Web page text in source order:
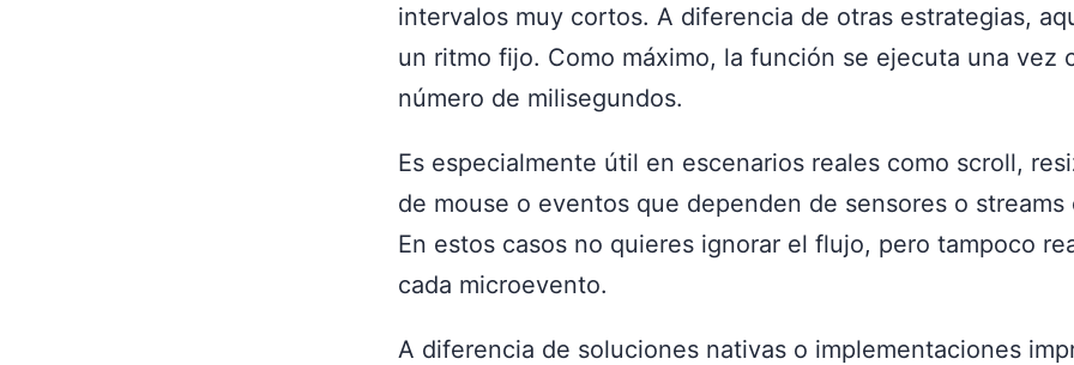
intervalos muy cortos. A diferencia de otras estrategias,
un ritmo fijo. Como máximo, la función se ejecuta una vez
número de milisegundos.
Es especialmente útil en escenarios reales como scroll,
de mouse o eventos que dependen de sensores o streams
En estos casos no quieres ignorar el flujo, pero tampoco
cada microevento.
A diferencia de soluciones nativas o implementaciones